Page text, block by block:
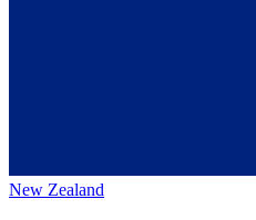
New Zealand